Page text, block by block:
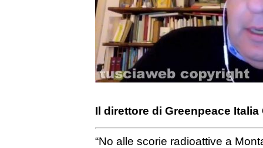
Il direttore di Greenpeace
“No alle scorie radioattive a